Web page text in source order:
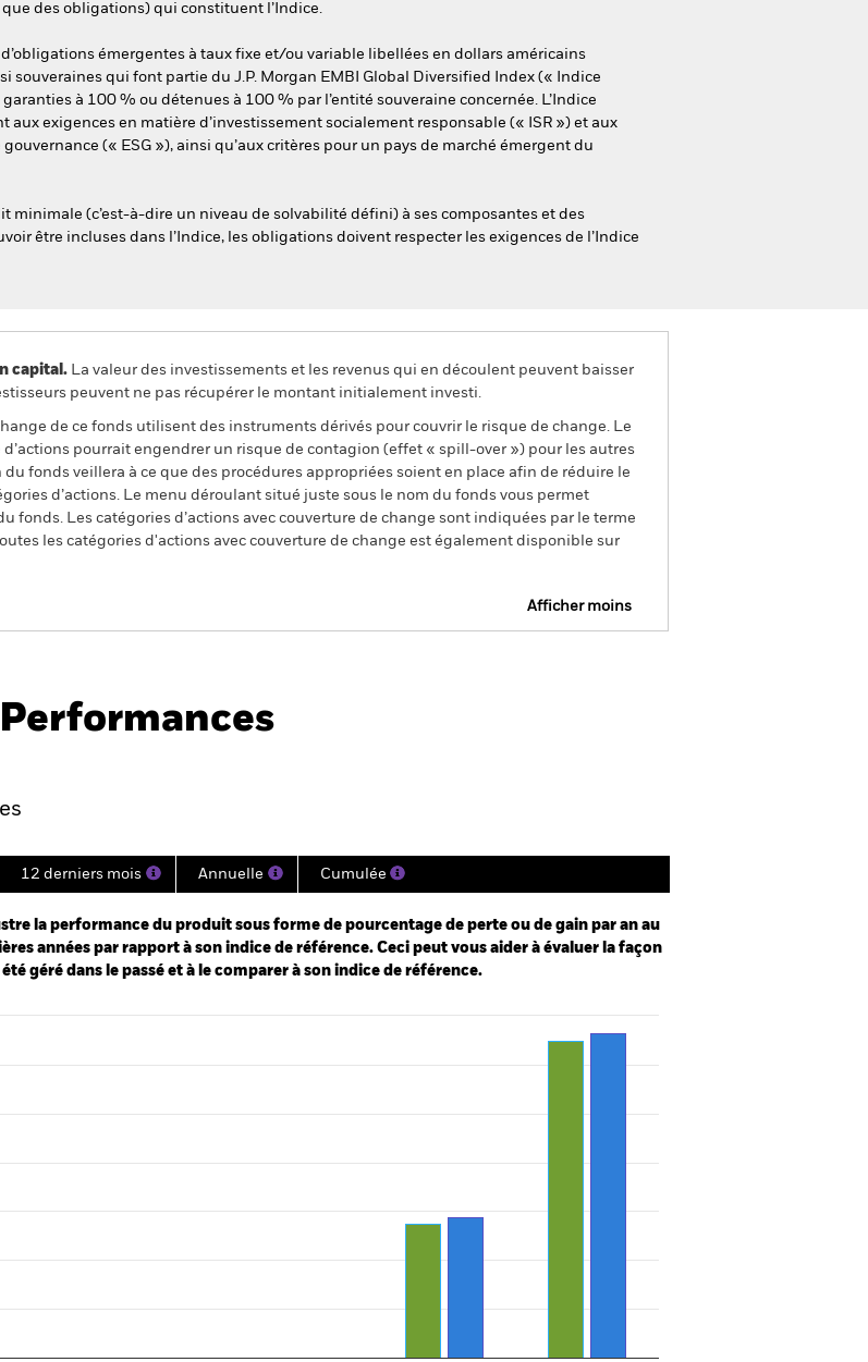
des obligations) qui constituent l’Indice.
émergentes à taux fixe et/ou variable libellées en dollars américains
souveraines qui font partie du J.P. Morgan EMBI Global Diversified Index (« Indice
à 100 % ou détenues à 100 % par l’entité souveraine concernée. L’Indice
exigences en matière d’investissement socialement responsable (« ISR ») et aux
(« ESG »), ainsi qu’aux critères pour un pays de marché émergent du
minimale (c’est-à-dire un niveau de solvabilité défini) à ses composantes et des
être incluses dans l’Indice, les obligations doivent respecter les exigences de l’Indice
capital. La valeur des investissements et les revenus qui en découlent peuvent baisser
peuvent ne pas récupérer le montant initialement investi.
de ce fonds utilisent des instruments dérivés pour couvrir le risque de change. Le
pourrait engendrer un risque de contagion (effet « spill-over ») pour les autres
fonds veillera à ce que des procédures appropriées soient en place afin de réduire le
d’actions. Le menu déroulant situé juste sous le nom du fonds vous permet
fonds. Les catégories d’actions avec couverture de change sont indiquées par le terme
les catégories d'actions avec couverture de change est également disponible sur
Afficher moins
Performances
to 2026-06-30 00:00:00.
12 derniers mois Annuelle Cumulée
la performance du produit sous forme de pourcentage de perte ou de gain par an au
années par rapport à son indice de référence. Ceci peut vous aider à évaluer la façon
géré dans le passé et à le comparer à son indice de référence.
series.
axis displaying Values. Range: 0 to 14.